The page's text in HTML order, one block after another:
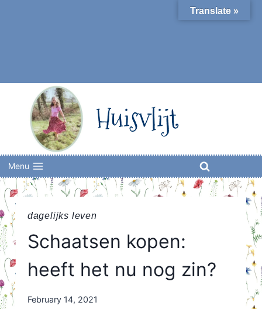
Huisvlijt
Menu
dagelijks leven
Schaatsen kopen:
heeft het nu nog zin?
By
February 14, 2021
Translate »